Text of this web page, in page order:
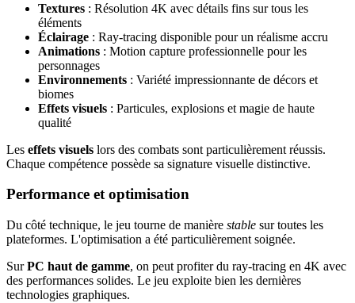
Textures : Résolution 4K avec détails fins sur tous les
éléments
Éclairage : Ray-tracing disponible pour un réalisme accru
Animations : Motion capture professionnelle pour les
personnages
Environnements : Variété impressionnante de décors et
biomes
Effets visuels : Particules, explosions et magie de haute
qualité
Les effets visuels lors des combats sont particulièrement réussis.
Chaque compétence possède sa signature visuelle distinctive.
Performance et optimisation
Du côté technique, le jeu tourne de manière stable sur toutes les
plateformes. L'optimisation a été particulièrement soignée.
SurPC haut de gamme, on peut profiter du ray-tracing en 4K avec
des performances solides. Le jeu exploite bien les dernières
technologies graphiques.